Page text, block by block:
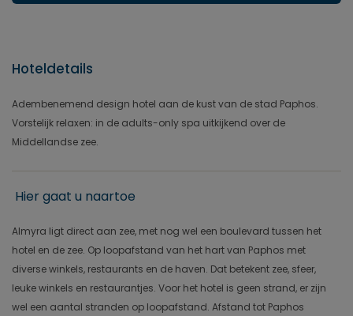
Hoteldetails
Adembenemend design hotel aan de kust van de stad Paphos.
Vorstelijk relaxen: in de adults-only spa uitkijkend over de
Middellandse zee.
Hier gaat u naartoe
Almyra ligt direct aan zee, met nog wel een boulevard tussen het
hotel en de zee. Op loopafstand van het hart van Paphos met
diverse winkels, restaurants en de haven. Dat betekent zee, sfeer,
leuke winkels en restaurantjes. Voor het hotel is geen strand, er zijn
wel een aantal stranden op loopafstand. Afstand tot Paphos